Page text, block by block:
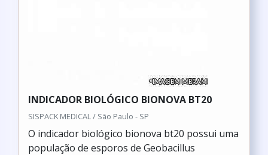
INDICADOR BIOLÓGICO BIONOVA BT20
SISPACK MEDICAL / São Paulo - SP
O indicador biológico bionova bt20 possui uma
população de esporos de Geobacillus